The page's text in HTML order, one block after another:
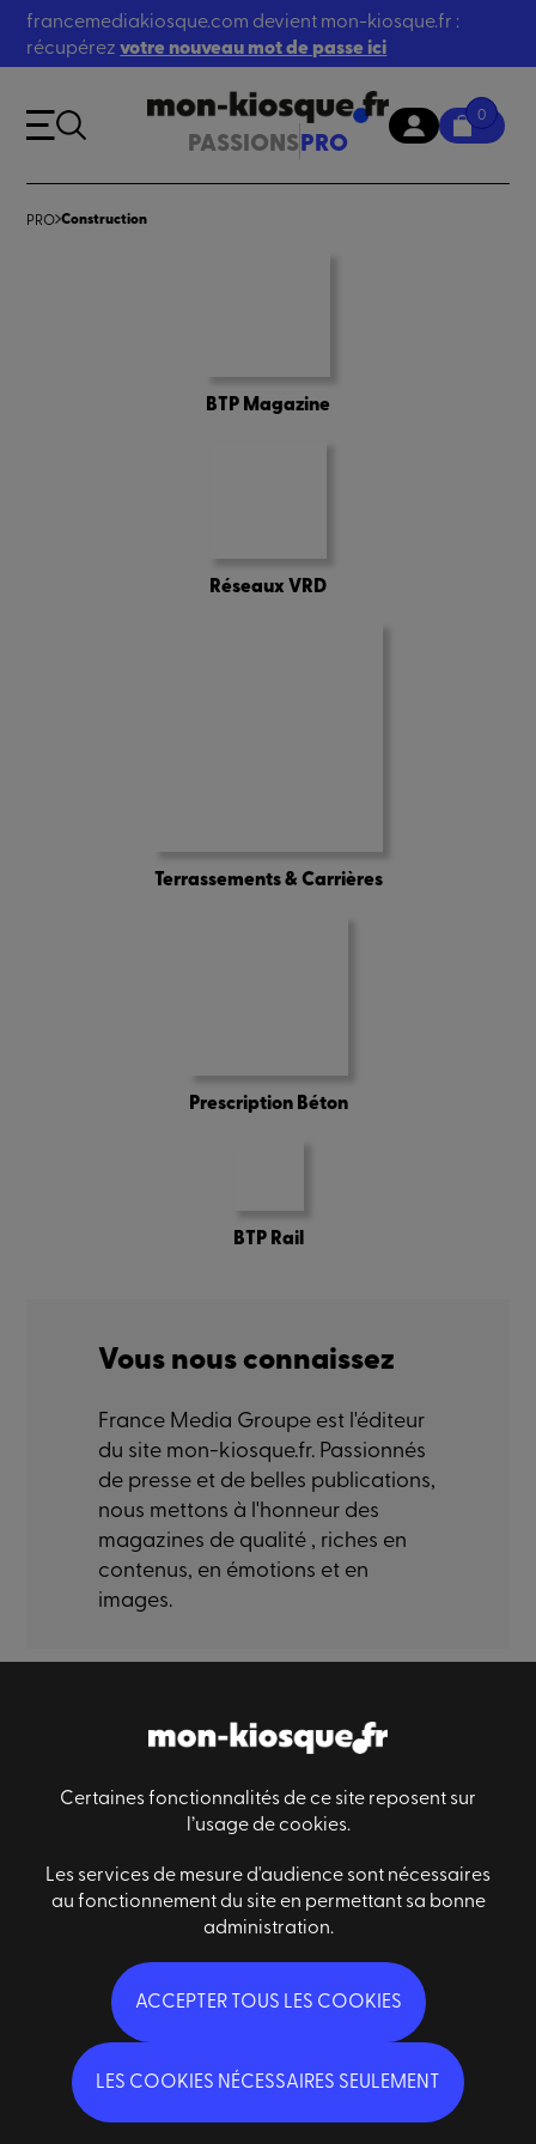
Certaines fonctionnalités de ce site reposent sur
l’usage de cookies.
Les services de mesure d'audience sont nécessaires
au fonctionnement du site en permettant sa bonne
administration.
ACCEPTER TOUS LES COOKIES
LES COOKIES NÉCESSAIRES SEULEMENT
francemediakiosque.com devient mon-kiosque.fr :
récupérezvotre nouveau mot de passe ici
PASSIONSPRO
0
PRO Construction
BTP Magazine
Réseaux VRD
Terrassements & Carrières
Prescription Béton
BTP Rail
Vous nous connaissez
France Media Groupe est l'éditeur
du site mon-kiosque.fr. Passionnés
de presse et de belles publications,
nous mettons à l'honneur des
magazines de qualité , riches en
contenus, en émotions et en
images.
Informations générales
Conditions générales de ventes
Mentions légales
Des questions ?
Nous contacter
Qui sommes-nous ?
Abonnez-vous à notre newsletter